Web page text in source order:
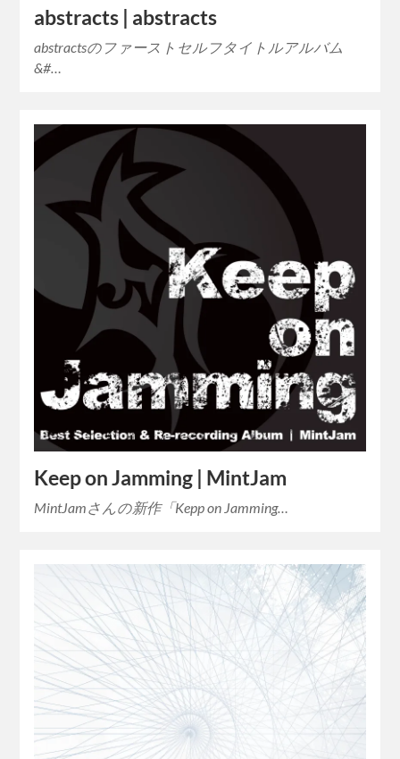
abstracts | abstracts
abstractsのファーストセルフタイトルアルバム
&#…
Keep on Jamming | MintJam
MintJamさんの新作「Kepp on Jamming…